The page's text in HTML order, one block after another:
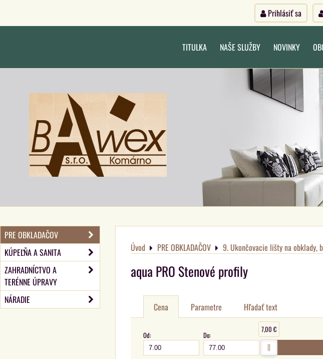
Prihlásiť sa
TITULKA NAŠE SLUŽBY NOVINKY
Úvod PRE OBKLADAČOV 9. Ukončovacie lišty na obklady,
aqua PRO Stenové profily
Cena Parametre Hľadať text
Od: Do:
7,00 €
PRE OBKLADAČOV
KÚPEĽŇA A SANITA
ZAHRADNÍCTVO A
TERÉNNE ÚPRAVY
NÁRADIE